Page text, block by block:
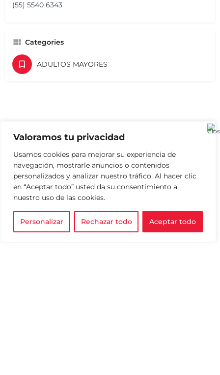
Valoramos tu privacidad
Usamos cookies para mejorar su experiencia de
navegación, mostrarle anuncios o contenidos
personalizados y analizar nuestro tráfico. Al hacer clic
en “Aceptar todo” usted da su consentimiento a
nuestro uso de las cookies.
Personalizar Rechazar todo Aceptar todo
(55) 5540 6343
Categories
ADULTOS MAYORES